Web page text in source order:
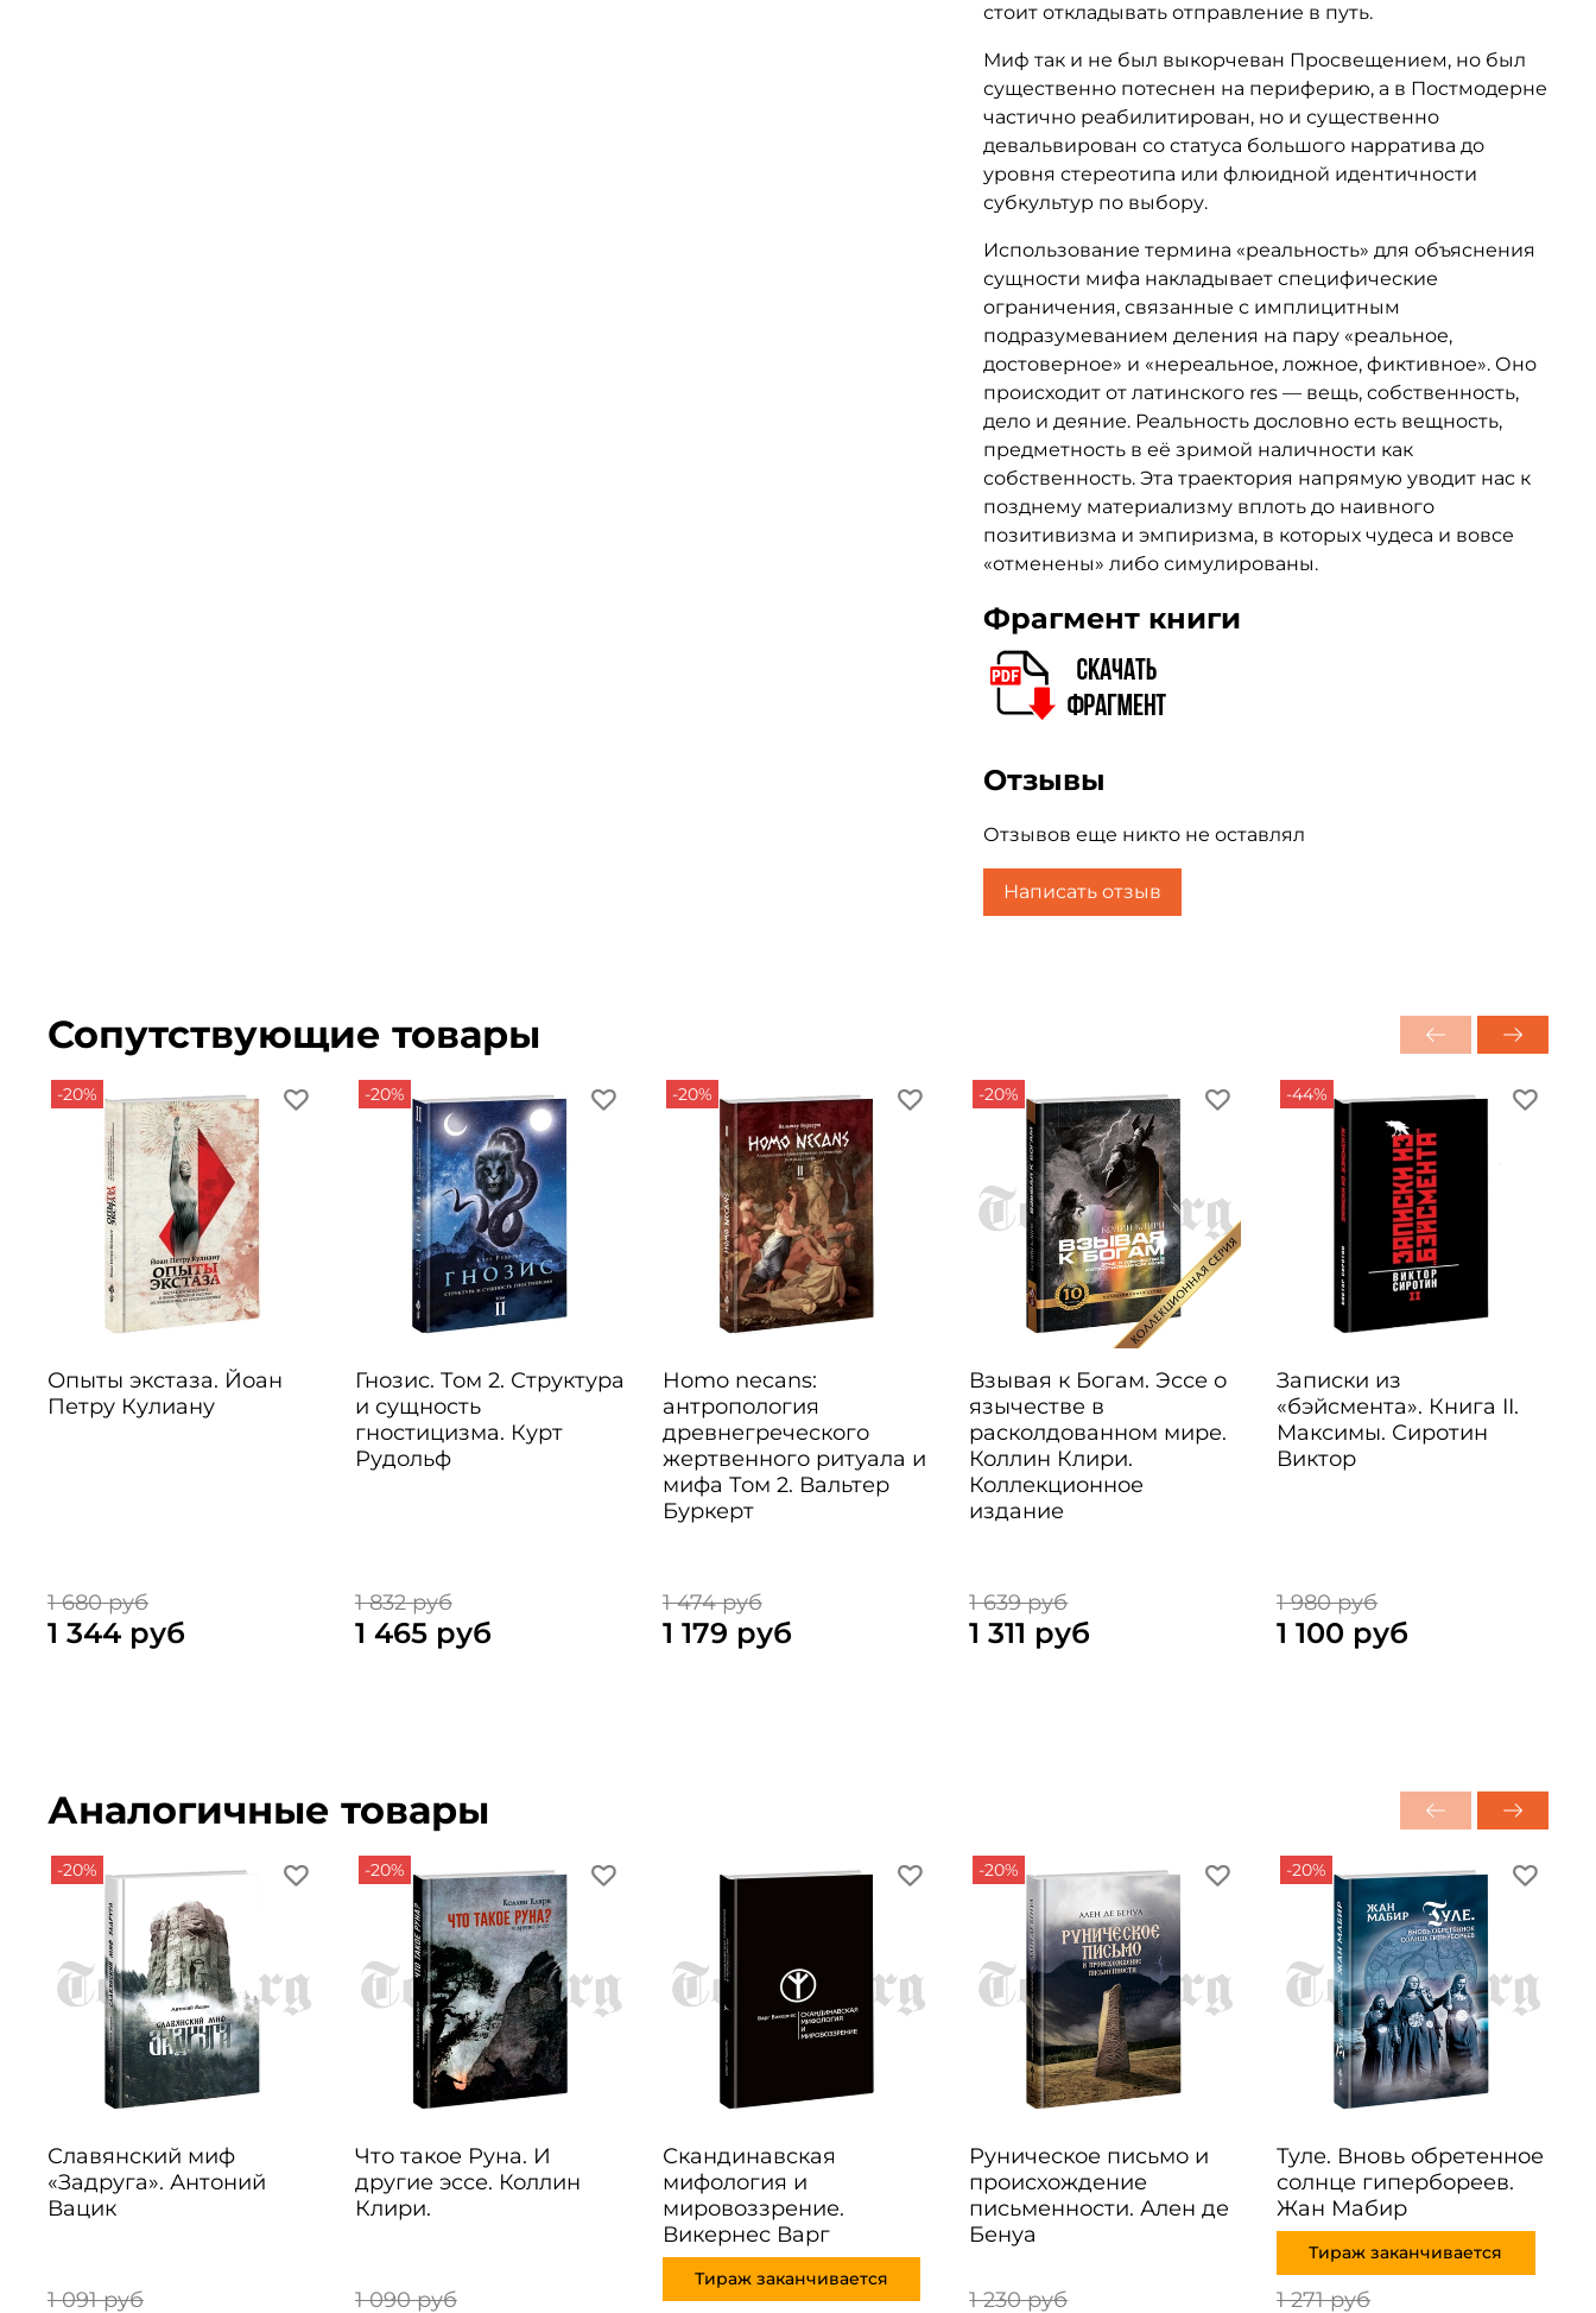
стоит откладывать отправление в путь.
Миф так и не был выкорчеван Просвещением, но был
существенно потеснен на периферию, а в Постмодерне
частично реабилитирован, но и существенно
девальвирован со статуса большого нарратива до
уровня стереотипа или флюидной идентичности
субкультур по выбору.
Использование термина «реальность» для объяснения
сущности мифа накладывает специфические
ограничения, связанные с имплицитным
подразумеванием деления на пару «реальное,
достоверное» и «нереальное, ложное, фиктивное». Оно
происходит от латинского res — вещь, собственность,
дело и деяние. Реальность дословно есть вещность,
предметность в её зримой наличности как
собственность. Эта траектория напрямую уводит нас к
позднему материализму вплоть до наивного
позитивизма и эмпиризма, в которых чудеса и вовсе
«отменены» либо симулированы.
Фрагмент книги
Отзывы
Отзывов еще никто не оставлял
Написать отзыв
Сопутствующие товары
-20%
Опыты экстаза. Йоан
Петру Кулиану
1 680 руб
1 344 руб
-20%
Гнозис. Том 2. Структура
и сущность
гностицизма. Курт
Рудольф
1 832 руб
1 465 руб
-20%
Homo necans:
антропология
древнегреческого
жертвенного ритуала и
мифа Том 2. Вальтер
Буркерт
1 474 руб
1 179 руб
-20%
Взывая к Богам. Эссе о
язычестве в
расколдованном мире.
Коллин Клири.
Коллекционное
издание
1 639 руб
1 311 руб
-44%
Записки из
«бэйсмента». Книга II.
Максимы. Сиротин
Виктор
1 980 руб
1 100 руб
Аналогичные товары
-20%
Славянский миф
«Задруга». Антоний
Вацик
1 091 руб
-20%
Что такое Руна. И
другие эссе. Коллин
Клири.
1 090 руб
Скандинавская
мифология и
мировоззрение.
Викернес Варг
Тираж заканчивается
-20%
Руническое письмо и
происхождение
письменности. Ален де
Бенуа
1 230 руб
-20%
Туле. Вновь обретенное
солнце гипербореев.
Жан Мабир
Тираж заканчивается
1 271 руб